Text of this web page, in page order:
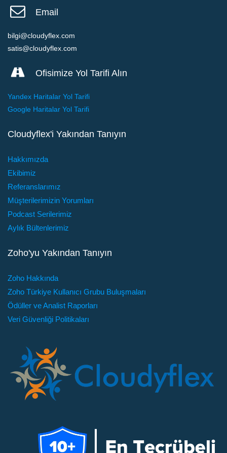
Email
bilgi@cloudyflex.com
satis@cloudyflex.com
Ofisimize Yol Tarifi Alın
Yandex Haritalar Yol Tarifi
Google Haritalar Yol Tarifi
Cloudyflex'i Yakından Tanıyın
Hakkımızda
Ekibimiz
Referanslarımız
Müşterilerimizin Yorumları
Podcast Serilerimiz
Aylık Bültenlerimiz
Zoho'yu Yakından Tanıyın
Zoho Hakkında
Zoho Türkiye Kullanıcı Grubu Buluşmaları
Ödüller ve Analist Raporları
Veri Güvenliği Politikaları